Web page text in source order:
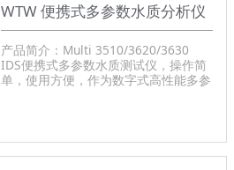
WTW 便携式多参数水质分析仪
产品简介：Multi 3510/3620/3630
IDS便携式多参数水质测试仪，操作简
单，使用方便，作为数字式高性能多参
产品型号：Multi 3510/3620/3630